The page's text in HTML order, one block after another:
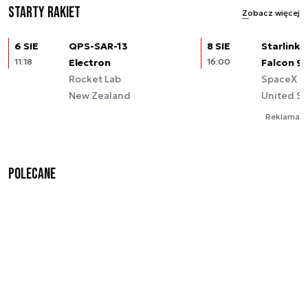
Starty rakiet Zobacz więcej
6 SIE
11:18
QPS-SAR-13
Electron
Rocket Lab
New Zealand
8 SIE
16:00
Starlink
Falcon 9
SpaceX
United
Reklama
Polecane